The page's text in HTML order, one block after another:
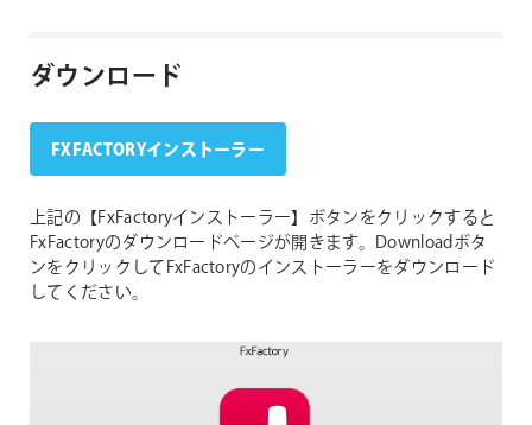
ダウンロード
FXFACTORYインストーラー
上記の【FxFactoryインストーラー】ボタンをクリックすると
FxFactoryのダウンロードページが開きます。Downloadボタ
ンをクリックしてFxFactoryのインストーラーをダウンロード
してください。